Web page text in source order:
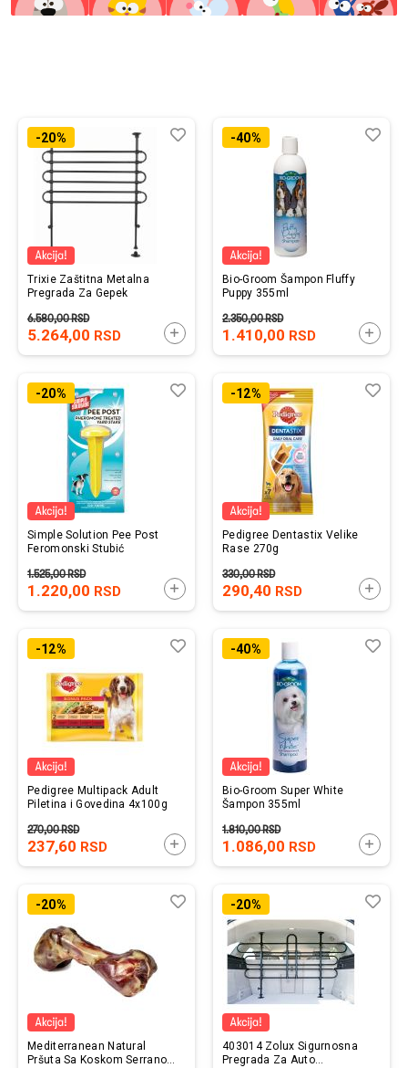
-20%
Trixie Zaštitna Metalna
Pregrada Za Gepek
5.264,00 RSD
6.580,00RSD
DODAJTE U KORPU
Lista
Uporedi-40%
Bio-Groom Šampon Fluffy
Puppy 355ml
1.410,00 RSD
2.350,00RSD
-20%
Simple Solution Pee Post
Feromonski Stubić
1.220,00 RSD
1.525,00RSD
DODAJTE U KORPU
Lista
Uporedi-12%
Pedigree Dentastix Velike
Rase 270g
290,40 RSD
330,00RSD
-12%
Pedigree Multipack Adult
Piletina i Govedina 4x100g
237,60 RSD
270,00RSD
DODAJTE U KORPU
Lista
Uporedi-40%
Bio-Groom Super White
Šampon 355ml
1.086,00 RSD
1.810,00RSD
-20%
Mediterranean Natural
Pršuta Sa Koskom Serrano
Lista
Uporedi-20%
403014 Zolux Sigurnosna
Pregrada Za Auto